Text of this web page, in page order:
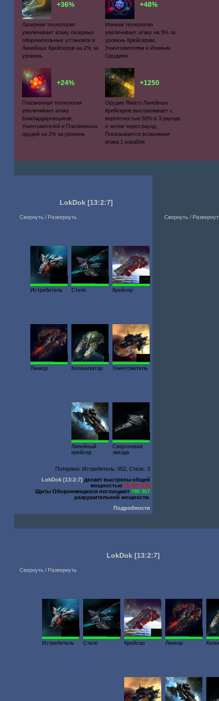
+36%
Лазерная технология
увеличивает атаку лазерных
оборонительных установок и
Линейных Крейсеров на 2% за
уровень
+48%
Ионная технология
увеличивает атаку на 3% за
уровень Крейсерам,
Уничтожителям и Ионным
Орудиям
+24%
Плазменная технология
увеличивает атаку
Бомбардировщиков,
Уничтожителей и Плазменных
орудий на 2% за уровень
+1250
Орудие Ямато Линейных
Крейсеров выстреливает с
вероятностью 50% в 3 раунде
и затем через раунд.
Показывается возможная
атака 1 корабля.
LokDok [13:2:7]
Свернуть / Развернуть
Истребитель
Стелс
Крейсер
Линкор
Колонизатор
Уничтожитель
Линейный
крейсер
Сверхновая
звезда
Потеряно: Истребитель: 552, Стелс: 3
LokDok [13:2:7] делает выстрелы общей
мощностью16 137 133
Щиты Обороняющихся поглощают790 307
разрушительной мощности.
Подробности
Свернуть /
LokDok [13:2:7]
Свернуть / Развернуть
Истребитель
Стелс
Крейсер
Линкор